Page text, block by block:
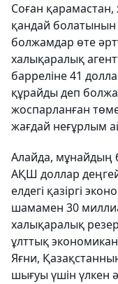
Соған
қандай
болжамдар өте
халықаралық
барреліне 41
құрайды деп
жоспарланған
жағдай неғұрлым
Алайда, мұнайдың
АҚШ доллар
елдегі қазіргі
шамамен 30
халықаралық
ұлттық
Яғни,
шығуы үшін үлкен